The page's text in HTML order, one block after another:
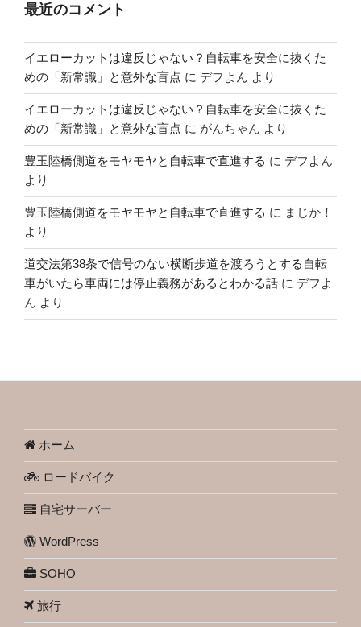
最近のコメント
イエローカットは違反じゃない？自転車を安全に抜くた
めの「新常識」と意外な盲点 に デフよん より
イエローカットは違反じゃない？自転車を安全に抜くた
めの「新常識」と意外な盲点 に がんちゃん より
豊玉陸橋側道をモヤモヤと自転車で直進する に デフよん
より
豊玉陸橋側道をモヤモヤと自転車で直進する に まじか！
より
道交法第38条で信号のない横断歩道を渡ろうとする自転
車がいたら車両には停止義務があるとわかる話 に デフよ
ん より
ホーム
ロードバイク
自宅サーバー
WordPress
SOHO
旅行